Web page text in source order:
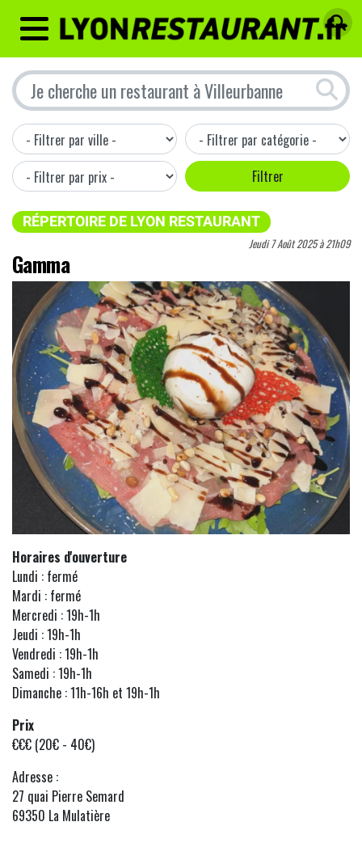
MENU
RÉPERTOIRE DE LYON RESTAURANT
Jeudi 7 Août 2025 à 21h09
Gamma
Horaires d'ouverture
Lundi : fermé
Mardi : fermé
Mercredi : 19h-1h
Jeudi : 19h-1h
Vendredi : 19h-1h
Samedi : 19h-1h
Dimanche : 11h-16h et 19h-1h
Prix
€€€ (20€ - 40€)
Adresse :
27 quai Pierre Semard
69350 La Mulatière